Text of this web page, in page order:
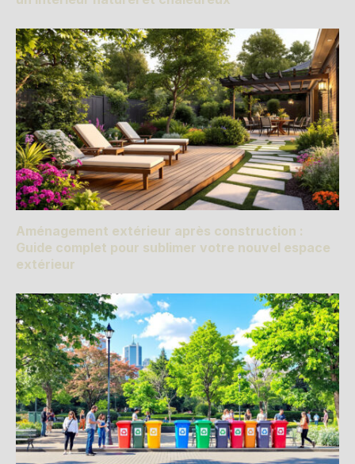
Aménagement extérieur après construction :
Guide complet pour sublimer votre nouvel espace
extérieur